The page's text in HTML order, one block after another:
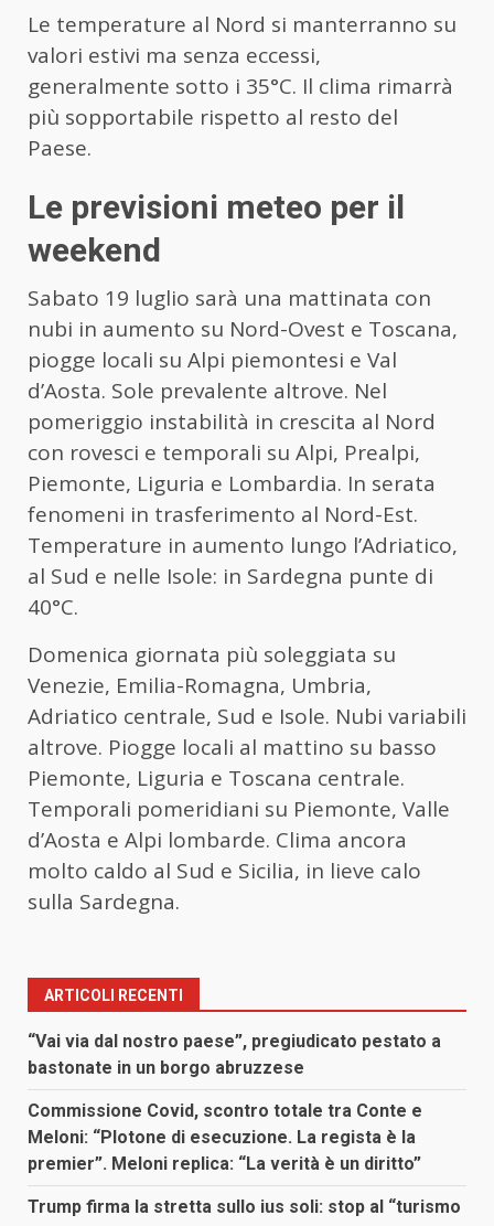
Le temperature al Nord si manterranno su
valori estivi ma senza eccessi,
generalmente sotto i 35°C. Il clima rimarrà
più sopportabile rispetto al resto del
Paese.
Le previsioni meteo per il
weekend
Sabato 19 luglio sarà una mattinata con
nubi in aumento su Nord-Ovest e Toscana,
piogge locali su Alpi piemontesi e Val
d’Aosta. Sole prevalente altrove. Nel
pomeriggio instabilità in crescita al Nord
con rovesci e temporali su Alpi, Prealpi,
Piemonte, Liguria e Lombardia. In serata
fenomeni in trasferimento al Nord-Est.
Temperature in aumento lungo l’Adriatico,
al Sud e nelle Isole: in Sardegna punte di
40°C.
Domenica giornata più soleggiata su
Venezie, Emilia-Romagna, Umbria,
Adriatico centrale, Sud e Isole. Nubi variabili
altrove. Piogge locali al mattino su basso
Piemonte, Liguria e Toscana centrale.
Temporali pomeridiani su Piemonte, Valle
d’Aosta e Alpi lombarde. Clima ancora
molto caldo al Sud e Sicilia, in lieve calo
sulla Sardegna.
ARTICOLI RECENTI
“Vai via dal nostro paese”, pregiudicato pestato a
bastonate in un borgo abruzzese
Commissione Covid, scontro totale tra Conte e
Meloni: “Plotone di esecuzione. La regista è la
premier”. Meloni replica: “La verità è un diritto”
Trump firma la stretta sullo ius soli: stop al “turismo